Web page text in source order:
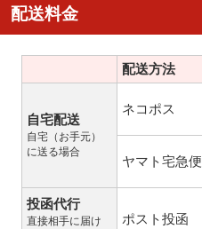
配送料金
配送方法
自宅配送
自宅（お手元）
に送る場合
ネコポス
ヤマト宅急便
投函代行
直接相手に届け
ポスト投函